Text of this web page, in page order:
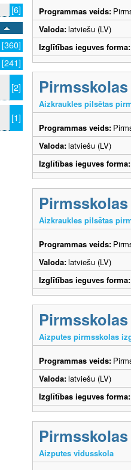
[6]
[360]
[241]
[2]
[1]
Programmas veids:
Valoda:latviešu (LV)
Izglītības ieguves forma:
Aizkraukles pilsētas
Programmas veids:
Valoda:latviešu (LV)
Izglītības ieguves forma:
Aizkraukles pilsētas
Programmas veids:
Valoda:latviešu (LV)
Izglītības ieguves forma:
Aizputes pirmsskolas
Programmas veids:
Valoda:latviešu (LV)
Izglītības ieguves forma:
Aizputes vidusskola